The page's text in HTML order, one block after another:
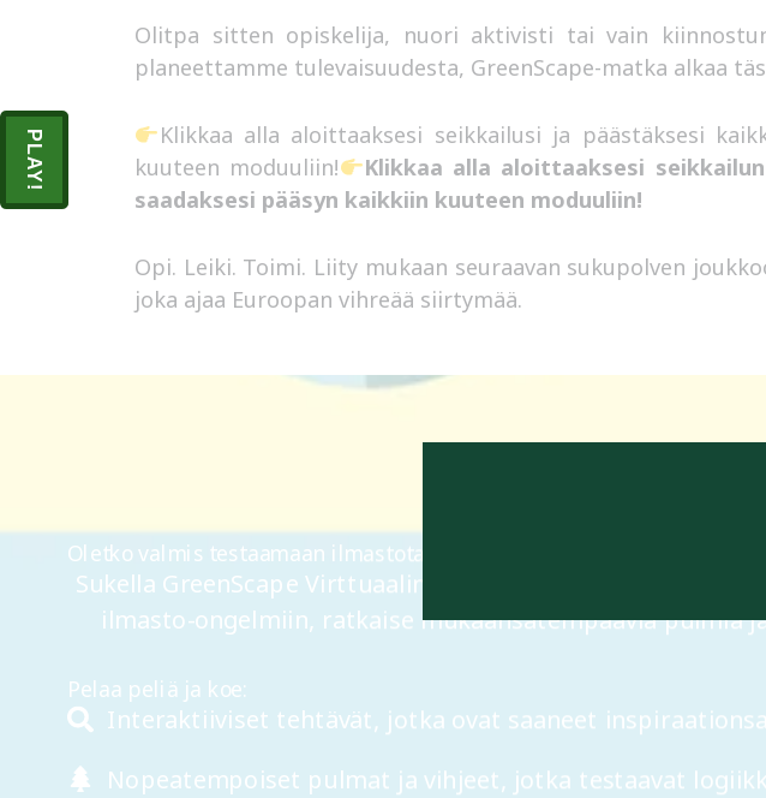
Olitpa sitten opiskelija, nuori aktivisti tai vain
planeettamme tulevaisuudesta, GreenScape-matka alkaa
Klikkaa alla aloittaaksesi seikkailusi ja päästäksesi
kuuteen moduuliin!
Klikkaa alla aloittaaksesi
saadaksesi pääsyn kaikkiin kuuteen moduuliin!
Opi. Leiki. Toimi. Liity mukaan seuraavan sukupolven
joka ajaa Euroopan vihreää siirtymää.
Oletko valmis testaamaan ilmastotaitojasi?
Sukella GreenScape Virttuaalinen Pakohuone –
ilmasto-ongelmiin, ratkaise mukaansatempaavia pulmia
Pelaa peliä ja koe:
Interaktiiviset tehtävät, jotka ovat saaneet
Nopeatempoiset pulmat ja vihjeet, jotka testaavat
PLAY!